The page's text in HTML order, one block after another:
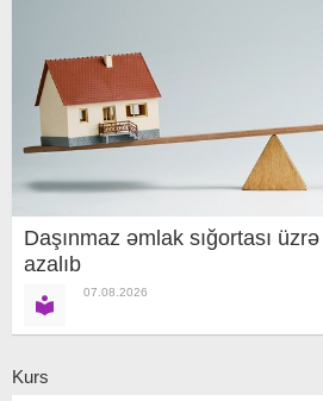
Daşınmaz əmlak sığortası
azalıb
07.08.2026
Kurs